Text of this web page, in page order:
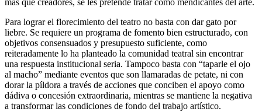
Para lograr el florecimiento del teatro no basta con dar gato por
liebre. Se requiere un programa de fomento bien estructurado, con
objetivos consensuados y presupuesto suficiente, como
reiteradamente lo ha planteado la comunidad teatral sin encontrar
una respuesta institucional seria. Tampoco basta con “taparle el ojo
al macho” mediante eventos que son llamaradas de petate, ni con
dorar la píldora a través de acciones que conciben el apoyo como
dádiva o concesión extraordinaria, mientras se mantiene la negativa
a transformar las condiciones de fondo del trabajo artístico.